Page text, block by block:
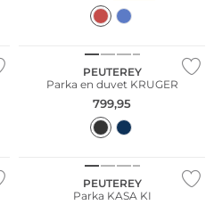
PEUTEREY
Parka en duvet KRUGER
799,95
PEUTEREY
Parka KASA KI